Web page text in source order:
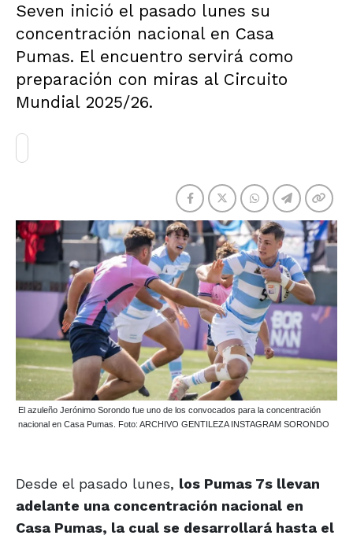
Seven inició el pasado lunes su
concentración nacional en Casa
Pumas. El encuentro servirá como
preparación con miras al Circuito
Mundial 2025/26.
El azuleño Jerónimo Sorondo fue uno de los convocados para la concentración
nacional en Casa Pumas. Foto: ARCHIVO GENTILEZA INSTAGRAM SORONDO
Desde el pasado lunes, los Pumas 7s llevan
adelante una concentración nacional en
Casa Pumas, la cual se desarrollará hasta el